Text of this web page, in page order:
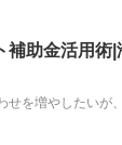
補助金活用術
せを増やしたいが